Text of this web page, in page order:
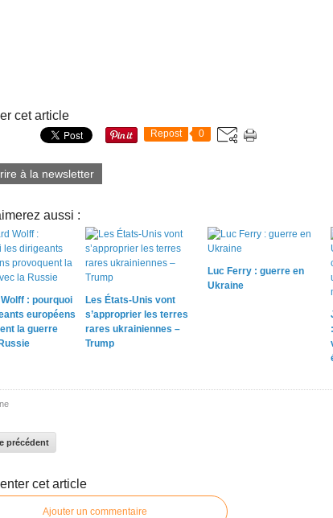
cet article
Repost 0
à la newsletter
aussi :
: pourquoi
européens
la guerre
Les États-Unis vont
s’approprier les terres
rares ukrainiennes –
Trump
Luc Ferry : guerre en
Ukraine
précédent
cet article
Ajouter un commentaire